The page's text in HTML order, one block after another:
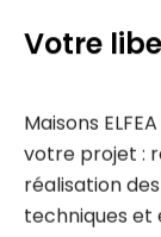
Votre
votre projet :
réalisation
techniques et
et obtention